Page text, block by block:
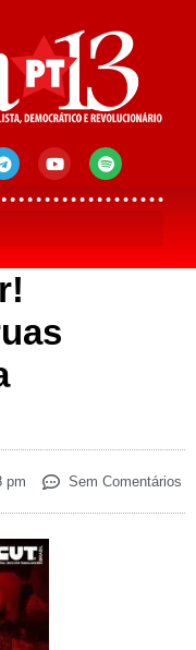
pm Sem Comentários